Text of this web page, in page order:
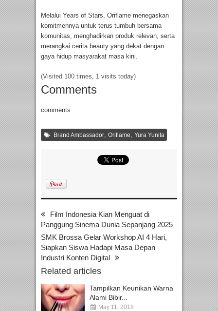
Melalui Years of Stars, Oriflame menegaskan
komitmennya untuk terus tumbuh bersama
komunitas, menghadirkan produk relevan, serta
merangkai cerita beauty yang dekat dengan
gaya hidup masyarakat masa kini.
(Visited 100 times, 1 visits today)
Comments
comments
Brand Ambassador Oriflame Yura Yunita
Film Indonesia Kian Menguat di
Panggung Sinema Dunia Sepanjang 2025
SMK Brossa Gelar Workshop AI 4 Hari,
Siapkan Siswa Hadapi Masa Depan
Industri Konten Digital
Related articles
Tampilkan Keunikan Warna
Alami Bibir...
May 11, 2018